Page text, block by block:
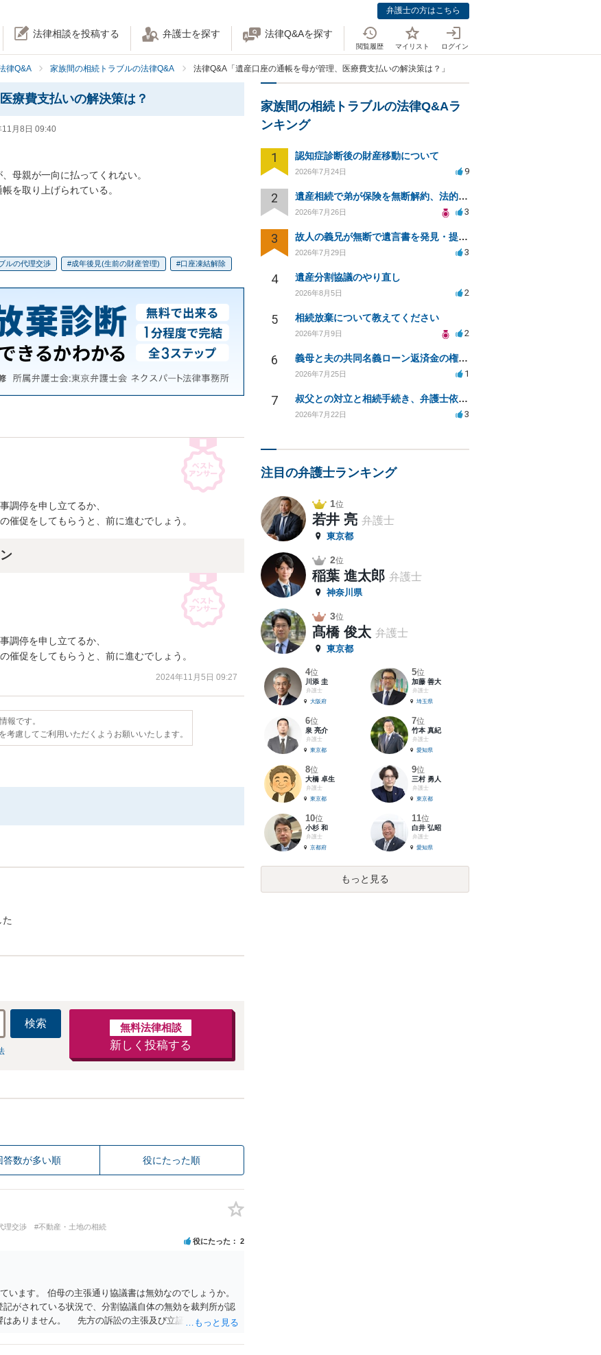
弁護士の方はこちら
法律相談を投稿する 弁護士を探す 法律Q&Aを探す
閲覧履歴 マイリスト ログイン
律Q&A 家族間の相続トラブルの法律Q&A 法律Q&A「遺産口座の通帳を母が管理、医療費支払いの解決策は？」
療費支払いの解決策は？
月8日 09:40
母親が一向に払ってくれない。
を取り上げられている。
ルの代理交渉 成年後見(生前の財産管理) 口座凍結解除
調停を申し立てるか、
催促をしてもらうと、前に進むでしょう。
調停を申し立てるか、
催促をしてもらうと、前に進むでしょう。
2024年11月5日 09:27
報です。
考慮してご利用いただくようお願いいたします。
検索 無料法律相談
新しく投稿する
答数が多い順 役にたった順
理交渉 #不動産・土地の相続
役にたった 2
います。 伯母の主張通り協議書は無効なのでしょうか。
がされている状況で、分割協議自体の無効を裁判所が認
はありません。 先方の訴訟の主張及び立証次第ですが、
いること ・御祖母様の意に反する遺産分割協議を行う実
家族間の相続トラブルの法律Q&Aラ
ンキング
1 認知症診断後の財産移動について
2026年7月24日 9
2 遺産相続で弟が保険を無断解約、法的問題は？
2026年7月26日 3
3 故人の義兄が無断で遺言書を発見・提出、法的対処法は？
2026年7月29日 3
4 遺産分割協議のやり直し
2026年8月5日 2
5 相続放棄について教えてください
2026年7月9日 2
6 義母と夫の共同名義ローン返済金の権利について知りたい
2026年7月25日 1
7 叔父との対立と相続手続き、弁護士依頼の方法は？
2026年7月22日 3
注目の弁護士ランキング
1位
若井 亮 弁護士
東京都
2位
稲葉 進太郎 弁護士
神奈川県
3位
髙橋 俊太 弁護士
東京都
4位
川添 圭
弁護士
大阪府
5位
加藤 善大
弁護士
埼玉県
6位
泉 亮介
弁護士
東京都
7位
竹本 真紀
弁護士
愛知県
8位
大橋 卓生
弁護士
東京都
9位
三村 勇人
弁護士
東京都
10位
小杉 和
弁護士
京都府
11位
白井 弘昭
弁護士
愛知県
もっと見る